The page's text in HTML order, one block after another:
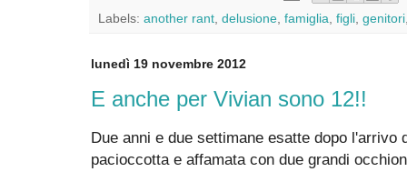
Labels: another rant, delusione, famiglia, figli, genitori
lunedì 19 novembre 2012
E anche per Vivian sono 12!!
Due anni e due settimane esatte dopo
pacioccotta e affamata con due grandi